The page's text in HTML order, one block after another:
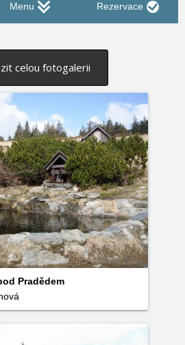
Menu Rezervace
celou fotogalerii
Pradědem